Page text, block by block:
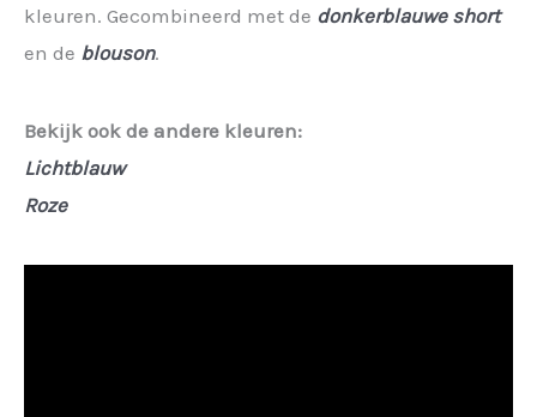
kleuren. Gecombineerd met de donkerblauwe short
en de blouson.
Bekijk ook de andere kleuren:
Lichtblauw
Roze